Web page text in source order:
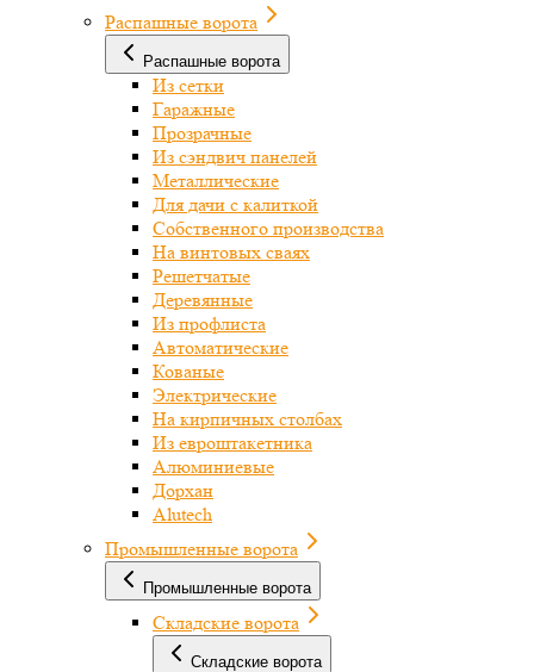
Распашные ворота
Распашные ворота
Из сетки
Гаражные
Прозрачные
Из сэндвич панелей
Металлические
Для дачи с калиткой
Собственного производства
На винтовых сваях
Решетчатые
Деревянные
Из профлиста
Автоматические
Кованые
Электрические
На кирпичных столбах
Из евроштакетника
Алюминиевые
Дорхан
Alutech
Промышленные ворота
Промышленные ворота
Складские ворота
Складские ворота